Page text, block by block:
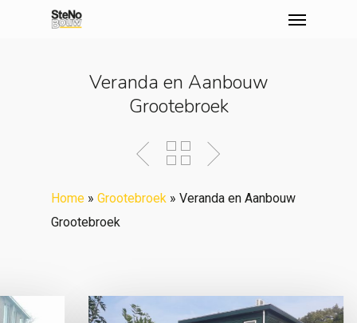
Veranda en Aanbouw
Grootebroek
Home » Grootebroek » Veranda en Aanbouw
Grootebroek